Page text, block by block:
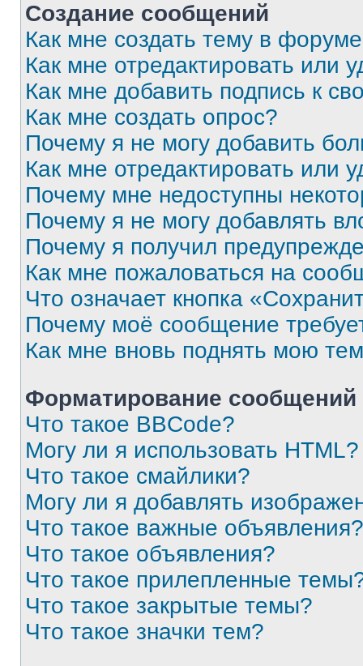
Создание сообщений
Как мне создать тему в
Как мне отредактировать или
Как мне добавить подпись к
Как мне создать опрос?
Почему я не могу добавить
Как мне отредактировать или
Почему мне недоступны
Почему я не могу добавлять
Почему я получил
Как мне пожаловаться на
Что означает кнопка
Почему моё сообщение
Как мне вновь поднять мою
Форматирование
Что такое BBCode?
Могу ли я использовать HTML?
Что такое смайлики?
Могу ли я добавлять
Что такое важные объявления?
Что такое объявления?
Что такое прилепленные
Что такое закрытые темы?
Что такое значки тем?